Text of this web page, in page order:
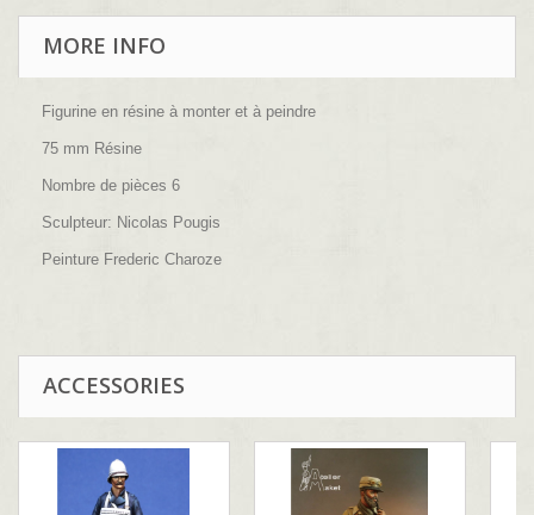
MORE INFO
Figurine en résine à monter et à peindre
75 mm Résine
Nombre de pièces 6
Sculpteur: Nicolas Pougis
Peinture Frederic Charoze
ACCESSORIES